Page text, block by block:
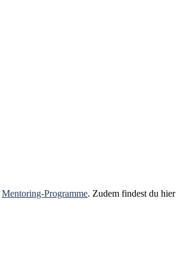
Mentoring-Programme. Zudem findest du hier